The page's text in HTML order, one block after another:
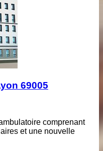
69005
comprenant
et une nouvelle